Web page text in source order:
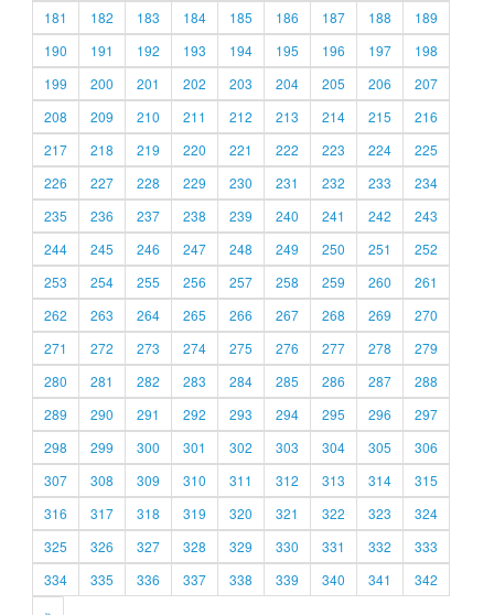
181
182 183 184 185 186 187 188
189
190
191 192 193 194 195 196 197
198
199
200 201 202 203 204 205 206
207
208
209 210 211 212 213 214 215
216
217
218 219 220 221 222 223 224
225
226
227 228 229 230 231 232 233
234
235
236 237 238 239 240 241 242
243
244
245 246 247 248 249 250 251
252
253
254 255 256 257 258 259 260
261
262
263 264 265 266 267 268 269
270
271
272 273 274 275 276 277 278
279
280
281 282 283 284 285 286 287
288
289
290 291 292 293 294 295 296
297
298
299 300 301 302 303 304 305
306
307
308 309 310 311 312 313 314
315
316
317 318 319 320 321 322 323
324
325
326 327 328 329 330 331 332
333
334
335 336 337 338 339 340 341
342